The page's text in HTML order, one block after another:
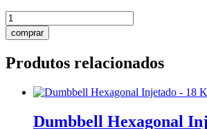
Dumbbell
Hexagonal
Vulcanizado
Kg
comprar
Produtos relacionados
Dumbbell Hexagonal